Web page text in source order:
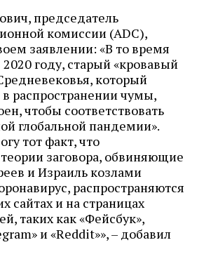
председатель
комиссии (ADC),
заявлении: «В то время
году, старый «кровавый
который
распространении чумы,
чтобы соответствовать
глобальной пандемии».
тот факт, что
заговора, обвиняющие
и Израиль козлами
распространяются
сайтах и ​​на страницах
таких как «Фейсбук»,
и «Reddit»», – добавил